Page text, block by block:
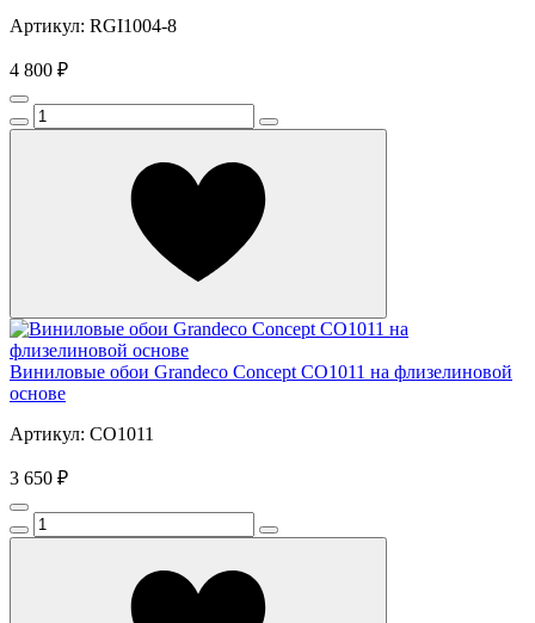
Артикул: RGI1004-8
4 800 ₽
Виниловые обои Grandeco Concept CO1011 на флизелиновой
основе
Артикул: CO1011
3 650 ₽